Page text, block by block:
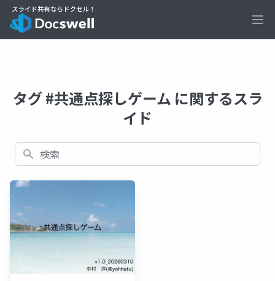
タグ #共通点探しゲーム に関するスラ
イド
検索